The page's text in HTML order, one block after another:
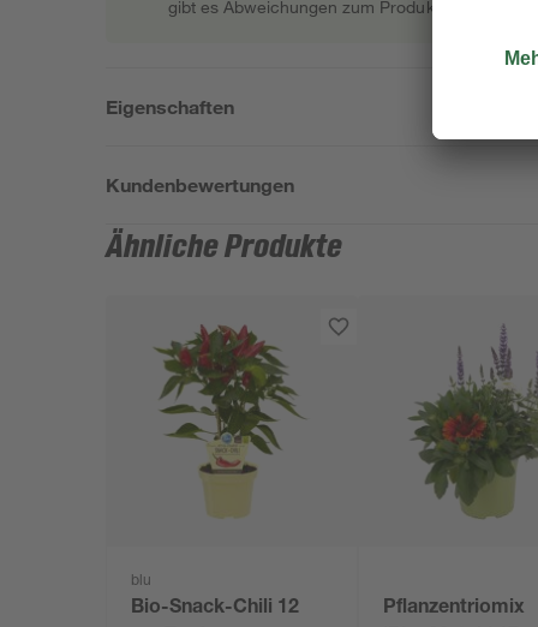
gibt es Abweichungen zum Produktfoto.
Eigenschaften
Kundenbewertungen
Ähnliche Produkte
blu
Bio-Snack-Chili 12
Pflanzentriomix